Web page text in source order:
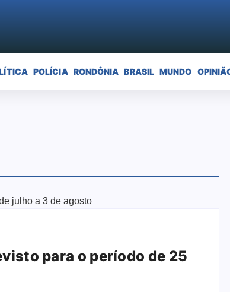
POLÍCIA RONDÔNIA BRASIL MUNDO
para o período de 25